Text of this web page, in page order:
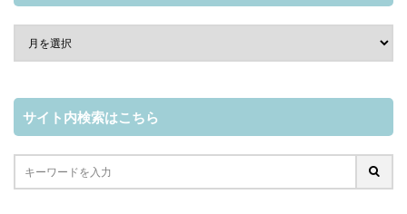
サイト内検索はこちら